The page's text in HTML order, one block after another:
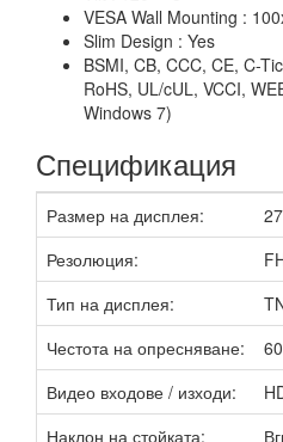
VESA Wall Mounting :
Slim Design : Yes
BSMI, CB, CCC, CE, C-
RoHS, UL/cUL, VCCI,
Windows 7)
Спецификация
Размер на дисплея:
Резолюция:
Тип на дисплея:
Честота на опресняване:
Видео входове / изходи:
Наклон на стойката: